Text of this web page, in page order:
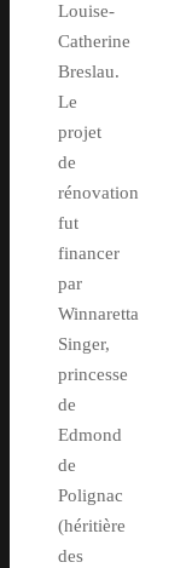
Louise-
Catherine
Breslau.
Le
projet
de
rénovation
fut
financer
par
Winnaretta
Singer,
princesse
de
Edmond
de
Polignac
(héritière
des